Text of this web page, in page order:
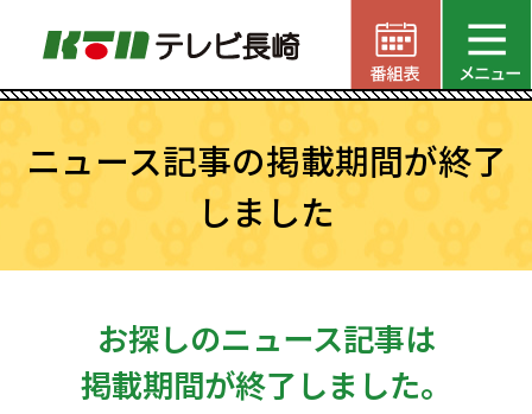
ニュース記事の掲載期間が終了
しました
お探しのニュース記事は
掲載期間が終了しました。